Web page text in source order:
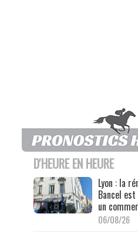
D'HEURE EN HEURE
Lyon : la
Bancel
un
06/08/26